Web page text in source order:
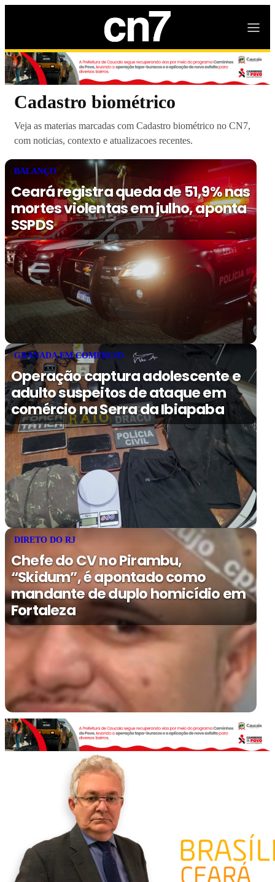
Cadastro biométrico
Veja as materias marcadas com Cadastro biométrico no CN7,
com noticias, contexto e atualizacoes recentes.
BALANÇO
Ceará registra queda de 51,9% nas
mortes violentas em julho, aponta
SSPDS
GRANADA EM COMÉRCIO
Operação captura adolescente e
adulto suspeitos de ataque em
comércio na Serra da Ibiapaba
DIRETO DO RJ
Chefe do CV no Pirambu,
“Skidum”, é apontado como
mandante de duplo homicídio em
Fortaleza